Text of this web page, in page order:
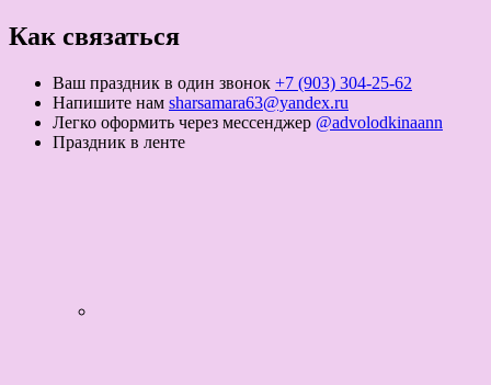
Как связаться
Ваш праздник в один звонок +7 (903) 304-25-62
Напишите нам sharsamara63@yandex.ru
Легко оформить через мессенджер @advolodkinaann
Праздник в ленте